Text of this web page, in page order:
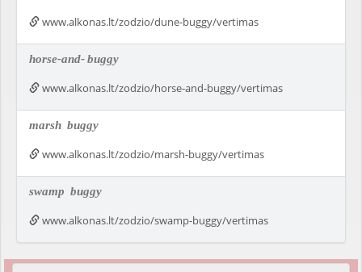
www.alkonas.lt/zodzio/dune-buggy/vertimas
horse-and-buggy
www.alkonas.lt/zodzio/horse-and-buggy/vertimas
marsh buggy
www.alkonas.lt/zodzio/marsh-buggy/vertimas
swamp buggy
www.alkonas.lt/zodzio/swamp-buggy/vertimas